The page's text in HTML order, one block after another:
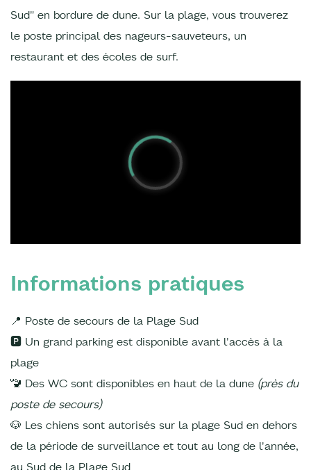
Sud" en bordure de dune. Sur la plage, vous trouverez
le poste principal des nageurs-sauveteurs, un
restaurant et des écoles de surf.
Informations pratiques
📍 Poste de secours de la Plage Sud
🅿️ Un grand parking est disponible avant l'accès à la
plage
🚾 Des WC sont disponibles en haut de la dune (près du
poste de secours)
🐶 Les chiens sont autorisés sur la plage Sud en dehors
de la période de surveillance et tout au long de l'année,
au Sud de la Plage Sud